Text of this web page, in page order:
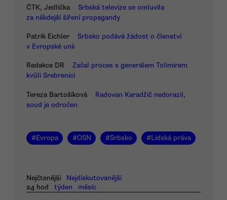
ČTK, Jedlička
Srbská televize se omluvila
za někdejší šíření propagandy
Patrik Eichler
Srbsko podává žádost o členství
v Evropské unii
Redakce DR
Začal proces s generálem Tolimirem
kvůli Srebrenici
Tereza Bartošíková
Radovan Karadžič nedorazil,
soud je odročen
#Evropa #OSN #Srbsko #Lidská práva
Nejčtenější
Nejdiskutovanější
24 hod
týden měsíc